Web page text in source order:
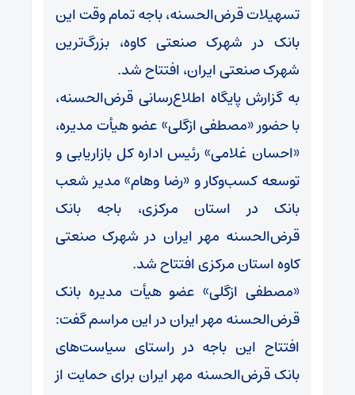
تسهیلات قرض‌الحسنه، باجه تمام وقت این
بانک در شهرک صنعتی کاوه، بزرگ‌ترین
شهرک صنعتی ایران، افتتاح شد.
به گزارش پایگاه اطلاع‌رسانی قرض‌الحسنه،
با حضور «مصطفی ازگلی» عضو هیأت مدیره،
«احسان غلامی» رئیس اداره کل بازاریابی و
توسعه کسب‌وکار و «رضا وهام» مدیر شعب
بانک در استان مرکزی، باجه بانک
قرض‌الحسنه مهر ایران در شهرک صنعتی
کاوه استان مرکزی افتتاح شد.
«مصطفی ازگلی» عضو هیأت مدیره بانک
قرض‌الحسنه مهر ایران در این مراسم گفت:
افتتاح این باجه در راستای سیاست‌های
بانک قرض‌الحسنه مهر ایران برای حمایت از